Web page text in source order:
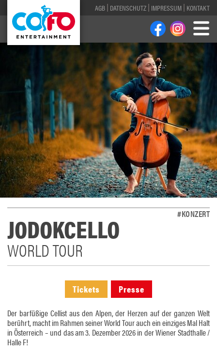
AGB DATENSCHUTZ IMPRESSUM KONTAKT
#KONZERT
JODOKCELLO
WORLD TOUR
Tickets Presse
Der barfüßige Cellist aus den Alpen, der Herzen auf der ganzen Welt
berührt, macht im Rahmen seiner World Tour auch ein einziges Mal Halt
in Österreich – und das am 3. Dezember 2026 in der Wiener Stadthalle /
Halle F!